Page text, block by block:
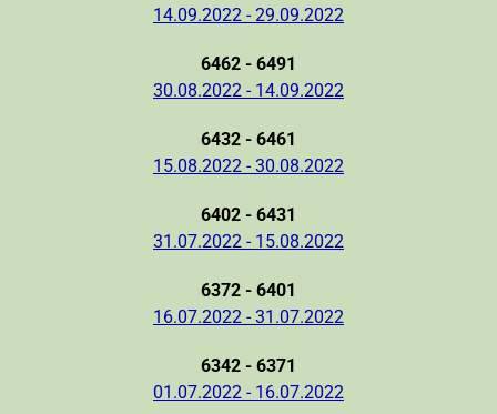
14.09.2022 - 29.09.2022
6462 - 6491
30.08.2022 - 14.09.2022
6432 - 6461
15.08.2022 - 30.08.2022
6402 - 6431
31.07.2022 - 15.08.2022
6372 - 6401
16.07.2022 - 31.07.2022
6342 - 6371
01.07.2022 - 16.07.2022